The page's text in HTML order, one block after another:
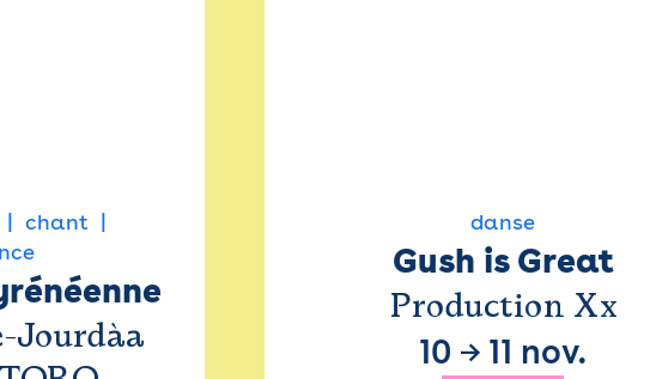
chant
Jourdàa
danse
Gush is Great
Production Xx
10 → 11 nov.